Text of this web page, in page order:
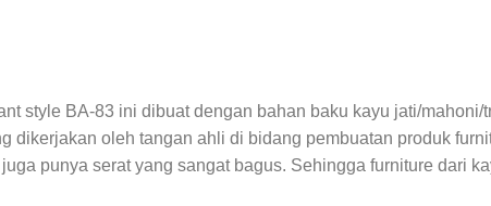
style BA-83 ini dibuat dengan bahan baku kayu jati/
dikerjakan oleh tangan ahli di bidang pembuatan produk
punya serat yang sangat bagus. Sehingga furniture dari